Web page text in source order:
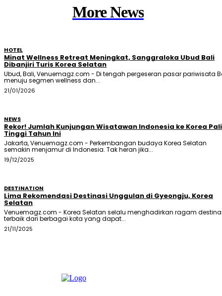
More News
HOTEL
Minat Wellness Retreat Meningkat, Sanggraloka Ubud Bali
Dibanjiri Turis Korea Selatan
Ubud, Bali, Venuemagz.com - Di tengah pergeseran pasar pariwisata
menuju segmen wellness dan...
21/01/2026
NEWS
Rekor! Jumlah Kunjungan Wisatawan Indonesia ke Korea
Tinggi Tahun Ini
Jakarta, Venuemagz.com - Perkembangan budaya Korea Selatan
semakin menjamur di Indonesia. Tak heran jika...
19/12/2025
DESTINATION
Lima Rekomendasi Destinasi Unggulan di Gyeongju, Korea
Selatan
Venuemagz.com - Korea Selatan selalu menghadirkan ragam
terbaik dari berbagai kota yang dapat...
21/11/2025